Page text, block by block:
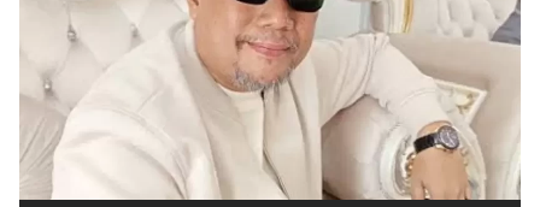
Insight
Rakyat
Idealita
Notice
Dinamikapost.com
Seedbacklink
Follow
Kabarbaru